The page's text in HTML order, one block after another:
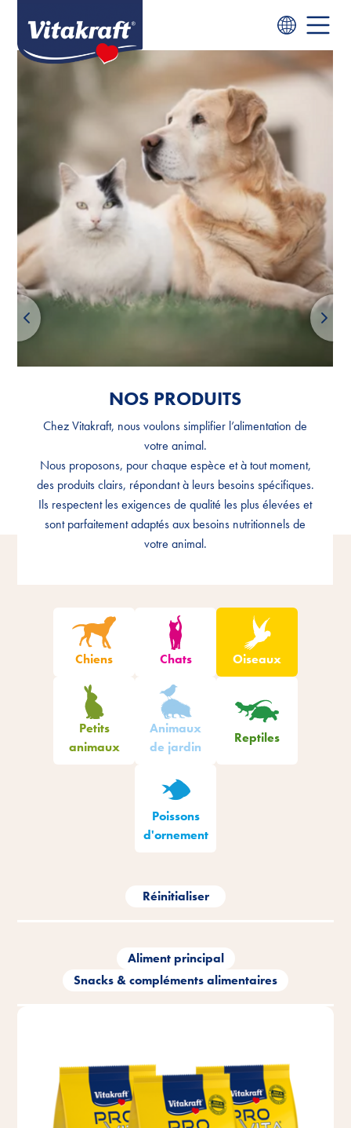
NOS PRODUITS
Chez Vitakraft, nous voulons simplifier l’alimentation de
votre animal.
Nous proposons, pour chaque espèce et à tout moment,
des produits clairs, répondant à leurs besoins spécifiques.
Ils respectent les exigences de qualité les plus élevées et
sont parfaitement adaptés aux besoins nutritionnels de
votre animal.
NOS PRODUITS
Chez Vitakraft, nous voulons simplifier l’alimentation de
votre animal.
Nous proposons, pour chaque espèce et à tout moment,
des produits clairs, répondant à leurs besoins spécifiques.
Ils respectent les exigences de qualité les plus élevées et
sont parfaitement adaptés aux besoins nutritionnels de
votre animal.
Chiens Chats Oiseaux
Petits
animaux
Animaux
de jardin
Reptiles
Poissons
d'ornement
Réinitialiser
Aliment principal
Snacks & compléments alimentaires